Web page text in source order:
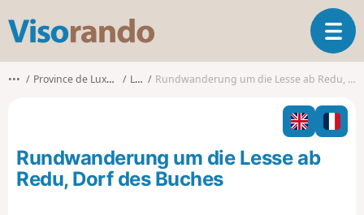
s
o
o
T
o
g
l
n
••• Province de Luxembourg Libin Rundwanderung um die Lesse ab Redu, Dorf des Buches
Rundwanderung um die Lesse ab
Redu, Dorf des Buches